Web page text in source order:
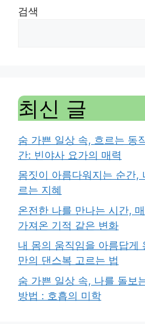
검색
최신 글
숨 가쁜 일상 속, 흐르는 동
간: 빈야사 요가의 매력
몸짓이 아름다워지는 순간,
르는 지혜
온전한 나를 만나는 시간,
가져온 기적 같은 변화
내 몸의 움직임을 아름답게
만의 댄스복 고르는 법
숨 가쁜 일상 속, 나를 돌보
방법 : 호흡의 미학